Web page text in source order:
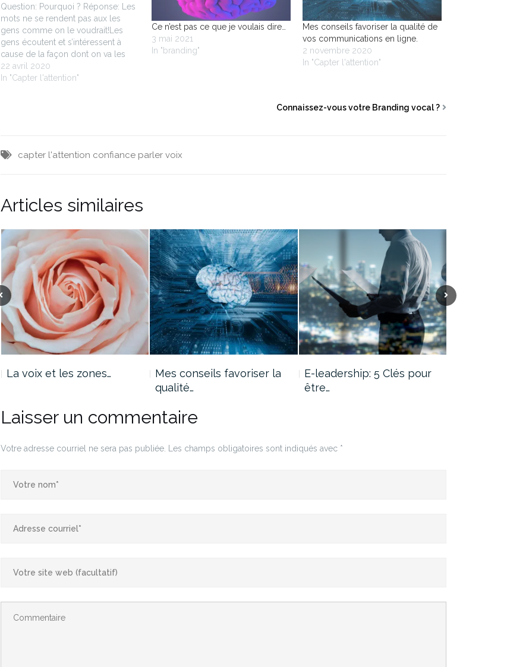
Question: Pourquoi ? Réponse: Les
mots ne se rendent pas aux les
gens comme on le voudrait!Les
gens écoutent et s’intéressent à
cause de la façon dont on va les
faire se sentir. Question:Quel est le
moyen le plus rapide et le plus
22 avril 2020
In "Capter l'attention"
Ce n’est pas ce que je voulais dire…
3 mai 2021
In "branding"
Mes conseils favoriser la qualité de
vos communications en ligne.
2 novembre 2020
In "Capter l'attention"
Connaissez-vous votre Branding vocal ?
capter l'attention confiance parler voix
Articles similaires
La voix et les zones…
Mes conseils favoriser la
qualité…
E-leadership: 5 Clés pour
être…
Laisser un commentaire
Votre adresse courriel ne sera pas publiée. Les champs obligatoires sont indiqués avec *